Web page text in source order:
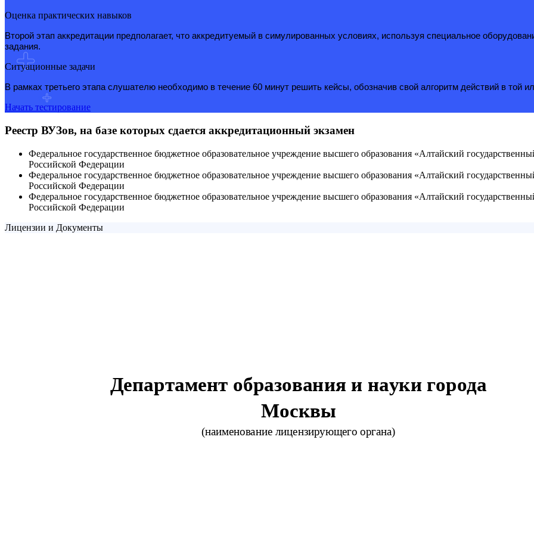
Оценка практических навыков
Второй этап аккредитации предполагает, что аккредитуемый в симулированных условиях, используя специальное
задания.
Ситуационные задачи
В рамках третьего этапа слушателю необходимо в течение 60 минут решить кейсы, обозначив свой алгоритм действий в той
Начать тестирование
Реестр ВУЗов, на базе которых сдается аккредитационный экзамен
Федеральное государственное бюджетное образовательное учреждение высшего образования «Алтайский
Российской Федерации
Федеральное государственное бюджетное образовательное учреждение высшего образования «Алтайский
Российской Федерации
Федеральное государственное бюджетное образовательное учреждение высшего образования «Алтайский
Российской Федерации
Лицензии и Документы